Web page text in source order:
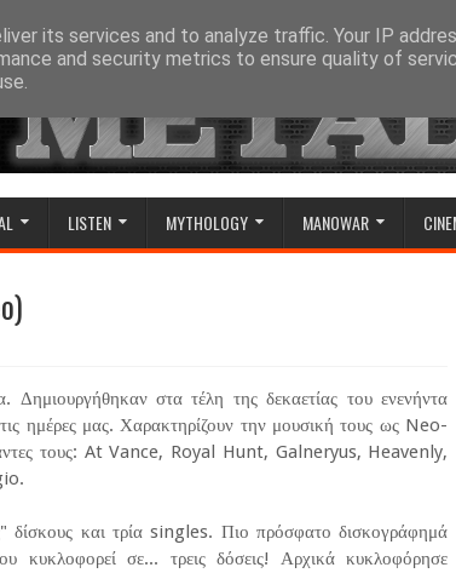
LISTEN MYTHOLOGY MANOWAR
στα τέλη της δεκαετίας του ενενήντα
τις ημέρες μας. Χαρακτηρίζουν την μουσική τους ως Neo-
τους: At Vance, Royal Hunt, Galneryus, Heavenly,
δίσκους και τρία singles. Πιο πρόσφατο δισκογράφημά
σε... τρεις δόσεις! Αρχικά κυκλοφόρησε
its services and to analyze traffic. Your IP
and security metrics to ensure quality of